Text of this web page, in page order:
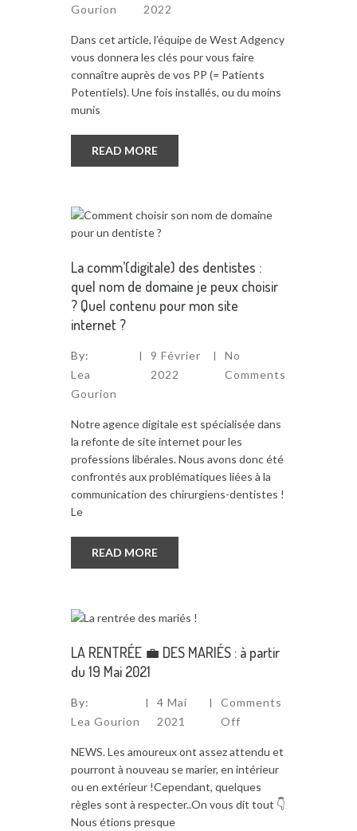
Gourion
2022
Dans cet article, l’équipe de West Adgency
vous donnera les clés pour vous faire
connaître auprès de vos PP (= Patients
Potentiels). Une fois installés, ou du moins
munis
READ MORE
La comm’(digitale) des dentistes :
quel nom de domaine je peux choisir
? Quel contenu pour mon site
internet ?
By:
Lea
Gourion
9 Février
2022
No
Comments
Notre agence digitale est spécialisée dans
la refonte de site internet pour les
professions libérales. Nous avons donc été
confrontés aux problématiques liées à la
communication des chirurgiens-dentistes !
Le
READ MORE
LA RENTRÉE 💼 DES MARIÉS : à partir
du 19 Mai 2021
By:
Lea Gourion
4 Mai
2021
Comments
Off
NEWS. Les amoureux ont assez attendu et
pourront à nouveau se marier, en intérieur
ou en extérieur !Cependant, quelques
règles sont à respecter..On vous dit tout 👇
Nous étions presque